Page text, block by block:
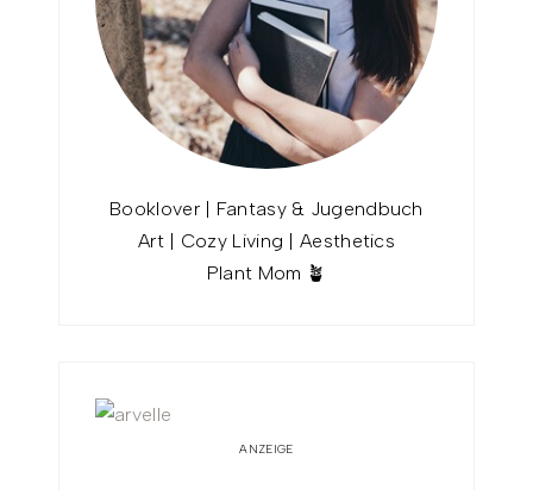
Booklover | Fantasy & Jugendbuch
Art | Cozy Living | Aesthetics
Plant Mom 🪴
ANZEIGE